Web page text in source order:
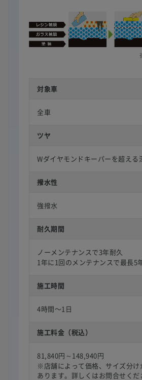
対象車
全車
ツヤ
Wダイヤモンドキーパーを超える
撥水性
強撥水
耐久期間
ノーメンテナンスで3年耐久
1年に1回のメンテナンスで最長5
施工時間
4時間〜1日
施工料金（税込）
81,840円～148,940円
※店舗によって価格、サイズ分け
あります。詳しくはお問合せくだ